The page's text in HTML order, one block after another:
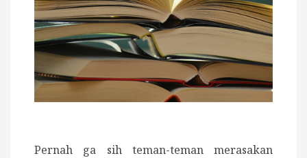
Pernah ga sih teman-teman merasakan